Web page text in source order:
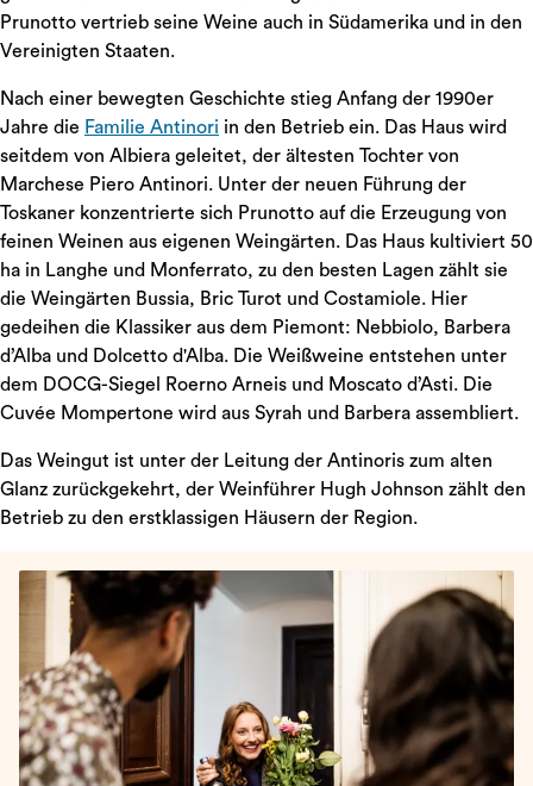
Prunotto vertrieb seine Weine auch in Südamerika und in den
Vereinigten Staaten.
Nach einer bewegten Geschichte stieg Anfang der 1990er
Jahre die Familie Antinori in den Betrieb ein. Das Haus wird
seitdem von Albiera geleitet, der ältesten Tochter von
Marchese Piero Antinori. Unter der neuen Führung der
Toskaner konzentrierte sich Prunotto auf die Erzeugung von
feinen Weinen aus eigenen Weingärten. Das Haus kultiviert 50
ha in Langhe und Monferrato, zu den besten Lagen zählt sie
die Weingärten Bussia, Bric Turot und Costamiole. Hier
gedeihen die Klassiker aus dem Piemont: Nebbiolo, Barbera
d’Alba und Dolcetto d'Alba. Die Weißweine entstehen unter
dem DOCG-Siegel Roerno Arneis und Moscato d’Asti. Die
Cuvée Mompertone wird aus Syrah und Barbera assembliert.
Das Weingut ist unter der Leitung der Antinoris zum alten
Glanz zurückgekehrt, der Weinführer Hugh Johnson zählt den
Betrieb zu den erstklassigen Häusern der Region.